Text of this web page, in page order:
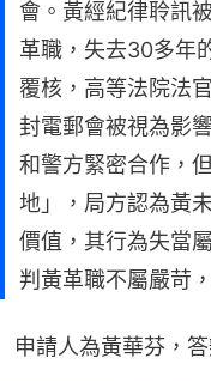
會。黃經紀律聆訊
革職，失去30多年
覆核，高等法院法
封電郵會被視為影
和警方緊密合作，
地」，局方認為黃
價值，其行為失當
判黃革職不屬嚴苛
申請人為黃華芬，